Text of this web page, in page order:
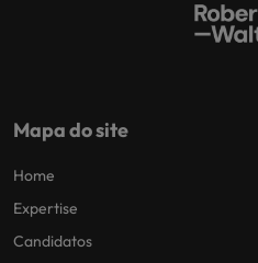
Mapa do site
Home
Expertise
Candidatos